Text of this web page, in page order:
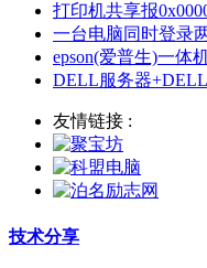
打印机共享报
一台电脑同时登录
epson(爱普生)一体
DELL服务器
友情链接 :
技术分享